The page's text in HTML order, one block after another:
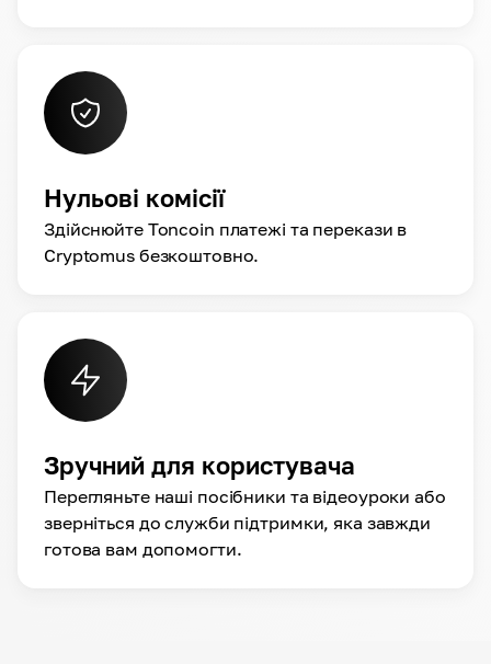
Нульові комісії
Здійснюйте Toncoin платежі та перекази в
Cryptomus безкоштовно.
Зручний для користувача
Перегляньте наші посібники та відеоуроки або
зверніться до служби підтримки, яка завжди
готова вам допомогти.